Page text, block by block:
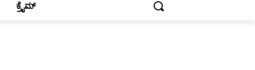
ಕ್ರೈಮ್